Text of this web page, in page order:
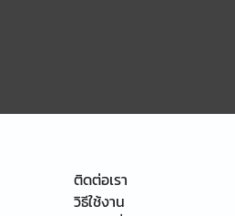
ติดต่อเรา
วิธีใช้งาน